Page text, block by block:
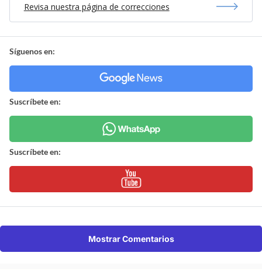
Revisa nuestra página de correcciones
Síguenos en:
Suscríbete en:
Suscríbete en:
Mostrar Comentarios